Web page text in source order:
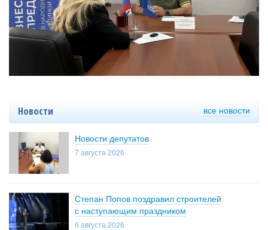
Новости все новости
Новости депутатов
7 августа 2026
Степан Попов поздравил строителей
с наступающим праздником
6 августа 2026